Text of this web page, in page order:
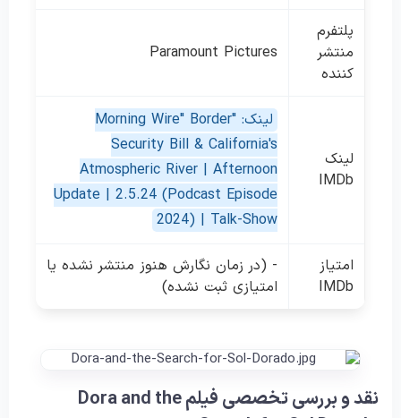
پلتفرم
منتشر
کننده
Paramount Pictures
لینک
IMDb
لینک: "Morning Wire" Border
Security Bill & California's
Atmospheric River | Afternoon
Update | 2.5.24 (Podcast Episode
2024) | Talk-Show
امتیاز
IMDb
- (در زمان نگارش هنوز منتشر نشده یا
امتیازی ثبت نشده)
نقد و بررسی تخصصی فیلم Dora and the